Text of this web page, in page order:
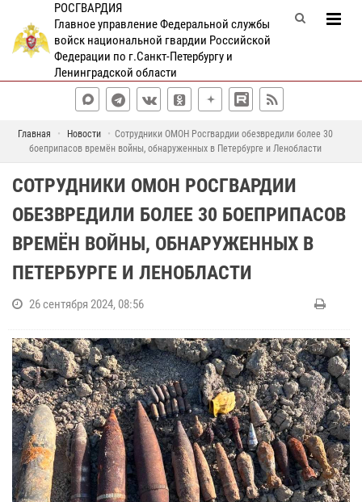
РОСГВАРДИЯ
Главное управление Федеральной службы
войск национальной гвардии Российской
Федерации по г.Санкт-Петербургу и
Ленинградской области
Главная Новости
Сотрудники ОМОН Росгвардии обезвредили более 30
боеприпасов времён войны, обнаруженных в Петербурге и Ленобласти
СОТРУДНИКИ ОМОН РОСГВАРДИИ
ОБЕЗВРЕДИЛИ БОЛЕЕ 30 БОЕПРИПАСОВ
ВРЕМЁН ВОЙНЫ, ОБНАРУЖЕННЫХ В
ПЕТЕРБУРГЕ И ЛЕНОБЛАСТИ
26 сентября 2024, 08:56